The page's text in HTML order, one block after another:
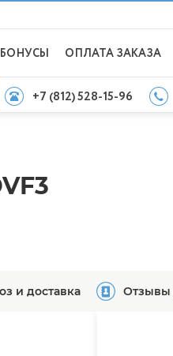
БОНУСЫ ОПЛАТА ЗАКАЗА
+7 (812) 528-15-96
и доставка Отзывы